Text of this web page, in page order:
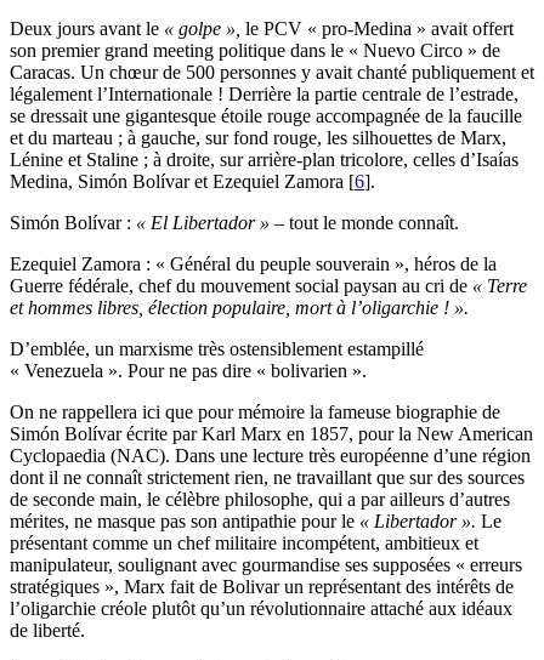
Deux jours avant le « golpe », le PCV « pro-Medina » avait offert
son premier grand meeting politique dans le « Nuevo Circo » de
Caracas. Un chœur de 500 personnes y avait chanté publiquement et
légalement l’Internationale ! Derrière la partie centrale de l’estrade,
se dressait une gigantesque étoile rouge accompagnée de la faucille
et du marteau ; à gauche, sur fond rouge, les silhouettes de Marx,
Lénine et Staline ; à droite, sur arrière-plan tricolore, celles d’Isaías
Medina, Simón Bolívar et Ezequiel Zamora [6].
Simón Bolívar : « El Libertador » – tout le monde connaît.
Ezequiel Zamora : « Général du peuple souverain », héros de la
Guerre fédérale, chef du mouvement social paysan au cri de « Terre
et hommes libres, élection populaire, mort à l’oligarchie ! ».
D’emblée, un marxisme très ostensiblement estampillé
« Venezuela ». Pour ne pas dire « bolivarien ».
On ne rappellera ici que pour mémoire la fameuse biographie de
Simón Bolívar écrite par Karl Marx en 1857, pour la New American
Cyclopaedia (NAC). Dans une lecture très européenne d’une région
dont il ne connaît strictement rien, ne travaillant que sur des sources
de seconde main, le célèbre philosophe, qui a par ailleurs d’autres
mérites, ne masque pas son antipathie pour le « Libertador ». Le
présentant comme un chef militaire incompétent, ambitieux et
manipulateur, soulignant avec gourmandise ses supposées « erreurs
stratégiques », Marx fait de Bolivar un représentant des intérêts de
l’oligarchie créole plutôt qu’un révolutionnaire attaché aux idéaux
de liberté.